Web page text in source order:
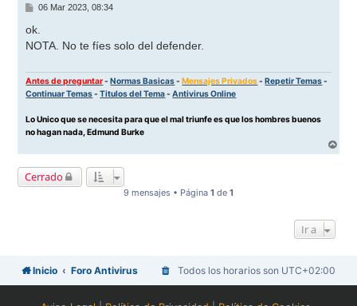
M
n
a
06 Mar 2023, 08:34
ok.
NOTA. No te fíes solo del defender.
Antes de preguntar-Normas Basicas-Mensajes Privados-Repetir Temas-
Continuar Temas-Titulos del Tema-Antivirus Online
Lo Unico que se necesita para que el mal triunfe es que los hombres buenos
no hagan nada, Edmund Burke
r
Cerrado
9 mensajes • Página 1 de 1
Ir a
Inicio Foro Antivirus Todos los horarios son UTC+02:00